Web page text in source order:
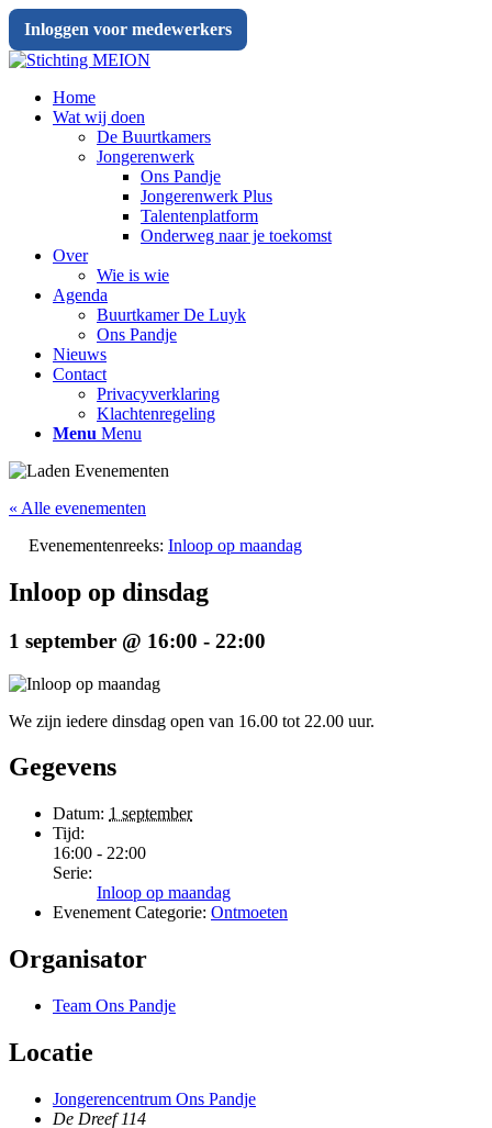
Inloggen voor medewerkers
Home
Wat wij doen
De Buurtkamers
Jongerenwerk
Ons Pandje
Jongerenwerk Plus
Talentenplatform
Onderweg naar je toekomst
Over
Wie is wie
Agenda
Buurtkamer De Luyk
Ons Pandje
Nieuws
Contact
Privacyverklaring
Klachtenregeling
Menu Menu
« Alle evenementen
Evenementenreeks: Inloop op maandag
Inloop op dinsdag
1 september @ 16:00 - 22:00
We zijn iedere dinsdag open van 16.00 tot 22.00 uur.
Gegevens
Datum: 1 september
Tijd:
16:00 - 22:00
Serie:
Inloop op maandag
Evenement Categorie: Ontmoeten
Organisator
Team Ons Pandje
Locatie
Jongerencentrum Ons Pandje
De Dreef 114